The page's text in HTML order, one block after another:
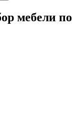
мебели по